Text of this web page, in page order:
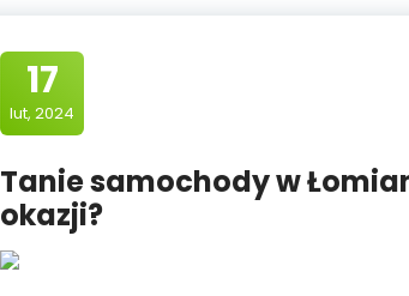
17
lut, 2024
Tanie samochody w
okazji?